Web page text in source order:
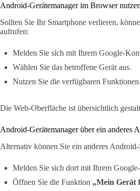
Android-Gerätemanager im Browser nutzen
Sollten Sie Ihr Smartphone verlieren,
aufrufen:
Melden Sie sich mit Ihrem Google-
Wählen Sie das betroffene Gerät aus.
Nutzen Sie die verfügbaren
Die Web-Oberfläche ist übersichtlich
Android-Gerätemanager über ein anderes
Alternativ können Sie ein anderes
Melden Sie sich dort mit Ihrem
Öffnen Sie die Funktion „Mein Gerät